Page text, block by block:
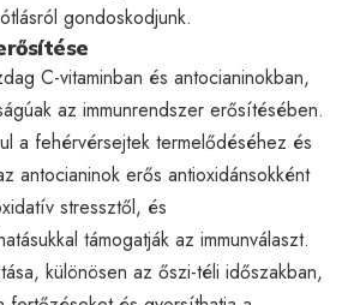
gondoskodjunk.
C-vitaminban és antocianinokban,
az immunrendszer erősítésében.
a fehérvérsejtek termelődéséhez és
antocianinok erős antioxidánsokként
stressztől, és
támogatják az immunválaszt.
különösen az őszi-téli időszakban,